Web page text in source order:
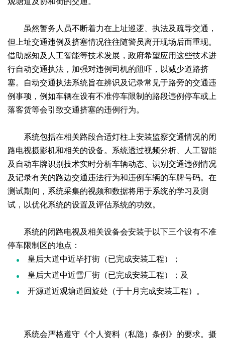
虽然警务人员不断着力在上址巡逻、执法及疏导交通，
但上址交通违例及挤塞情况往往随警员离开现场后而重现。
借助感知及人工智能等技术发展，政府希望应用这些技术进
行自动交通执法，加强对违例司机的阻吓，以减少道路挤
塞。自动交通执法系统旨在辨识及记录常见于路旁的交通违
例事项，例如车辆在设有不准停车限制的路段违例停车或上
落客货等会引致交通挤塞的违例行为。
系统包括在相关路段合适灯柱上安装监察交通情况的闭
路电视摄影机和相关的设备。系统透过视频分析、人工智能
及自动车牌识别技术实时分析车辆动态、识别交通违例情况
及记录有关的路边交通违法行为和违例车辆的车牌号码。在
测试期间，系统采集的视频和数据将用于系统的学习及测
试，以优化系统的设置及评估系统的功效。
系统的闭路电视及相关设备会安装于以下三个设有不准
停车限制区的地点：
皇后大道中近毕打街（已完成安装工程）；
皇后大道中近雪厂街（已完成安装工程）；及
开源道近观塘道回旋处（于十月完成安装工程）。
系统会严格遵守《个人资料（私隐）条例》的要求。摄